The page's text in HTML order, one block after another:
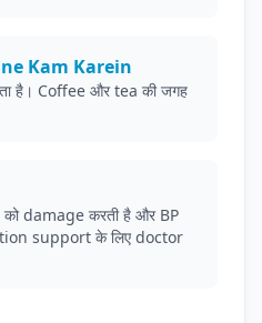
Kam Karein
है। Coffee और tea की जगह
damage करती है और BP
support के लिए doctor